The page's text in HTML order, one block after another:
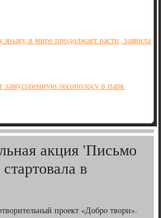
языку в мире продолжает расти, заявила
замусоренную лесополосу в парк
акция 'Письмо
в
прοект «Добрο твори».